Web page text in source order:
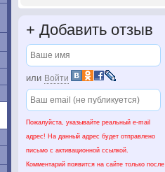
+ Добавить отзыв
или Войти
Пожалуйста, указывайте реальный e-mail
адрес! На данный адрес будет отправлено
письмо с активационной ссылкой.
Комментарий появится на сайте только после